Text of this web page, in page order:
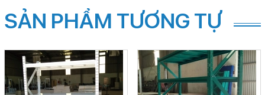
SẢN PHẨM TƯƠNG TỰ